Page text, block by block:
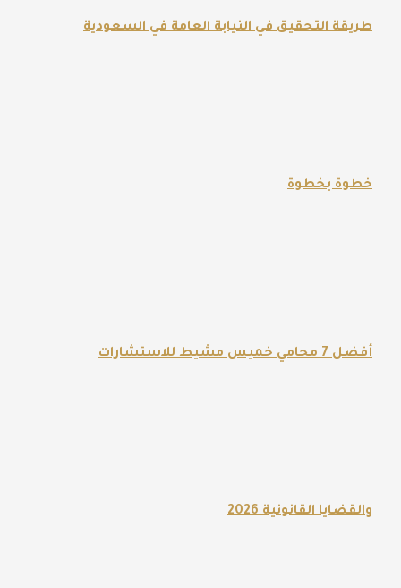
طريقة التحقيق في النيابة العامة في السعودية
خطوة بخطوة
أفضل 7 محامي خميس مشيط للاستشارات
والقضايا القانونية 2026